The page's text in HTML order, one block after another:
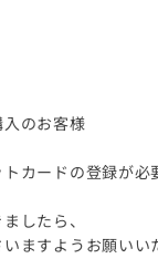
のお客様
カードの登録が必
したら、
ますようお願いい